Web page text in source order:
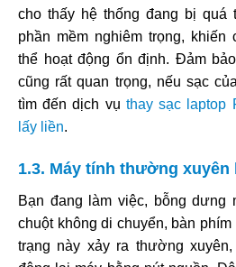
cho thấy hệ thống đang bị quá
phần mềm nghiêm trọng, khiến
thể hoạt động ổn định. Đảm
cũng rất quan trọng, nếu sạc
tìm đến dịch vụ thay sạc laptop
lấy liền.
1.3. Máy tính thường xuyên
Bạn đang làm việc, bỗng dưng
chuột không di chuyển, bàn
trạng này xảy ra thường